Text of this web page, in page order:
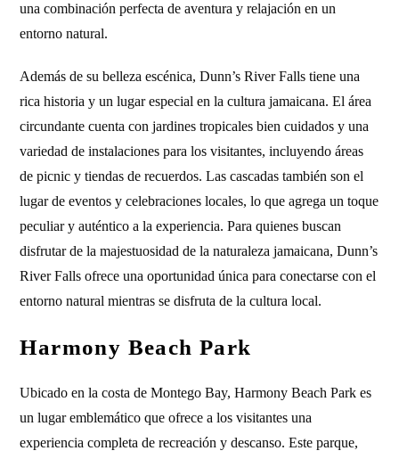
una combinación perfecta de aventura y relajación en un
entorno natural.
Además de su belleza escénica, Dunn’s River Falls tiene una
rica historia y un lugar especial en la cultura jamaicana. El área
circundante cuenta con jardines tropicales bien cuidados y una
variedad de instalaciones para los visitantes, incluyendo áreas
de picnic y tiendas de recuerdos. Las cascadas también son el
lugar de eventos y celebraciones locales, lo que agrega un toque
peculiar y auténtico a la experiencia. Para quienes buscan
disfrutar de la majestuosidad de la naturaleza jamaicana, Dunn’s
River Falls ofrece una oportunidad única para conectarse con el
entorno natural mientras se disfruta de la cultura local.
Harmony Beach Park
Ubicado en la costa de Montego Bay, Harmony Beach Park es
un lugar emblemático que ofrece a los visitantes una
experiencia completa de recreación y descanso. Este parque,